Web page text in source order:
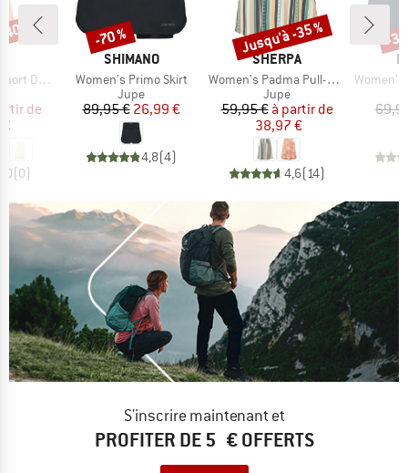
Dress
réduit
de
(0)
%
MARQUE
SHIMANO
Article
Women's Primo Skirt
Product group
Jupe
Prix
89,95 €Prix réduit
26,99 €
4,8(4)
Remise
-70 %
MARQUE
SHERPA
Article
Women's Padma Pull-On Skirt
Product group
Jupe
Prix
59,95 € Prix réduit
à partir de
38,97 €
4,6( 14)
Remise
Jusqu'à -35 %
Article
Women's Skirt
-
S'inscrire maintenant et
PROFITER DE 5 € OFFERTS